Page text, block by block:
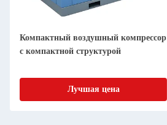
Компактный воздушный компрессор
с компактной структурой
Лучшая цена